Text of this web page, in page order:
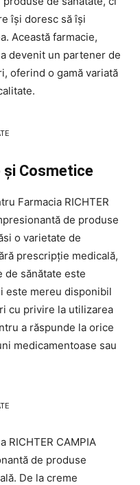
își doresc să își
Această farmacie,
devenit un partener de
oferind o gamă variată
și Cosmetice
Farmacia RICHTER
de produse
o varietate de
prescripție medicală,
de sănătate este
este mereu disponibil
cu privire la utilizarea
a răspunde la orice
medicamentoase sau
RICHTER CAMPIA
de produse
De la creme